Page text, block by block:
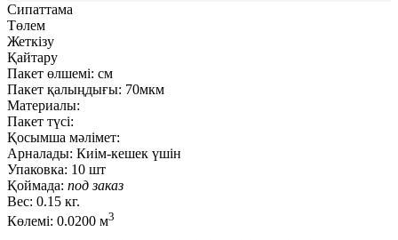
Сипаттама
Төлем
Жеткізу
Қайтару
Пакет өлшемі: см
Пакет қалыңдығы: 70мкм
Материалы:
Пакет түсі:
Қосымша мәлімет:
Арналады: Киім-кешек үшін
Упаковка: 10 шт
Қоймада: под заказ
Вес: 0.15 кг.
Көлемі: 0.0200 м3